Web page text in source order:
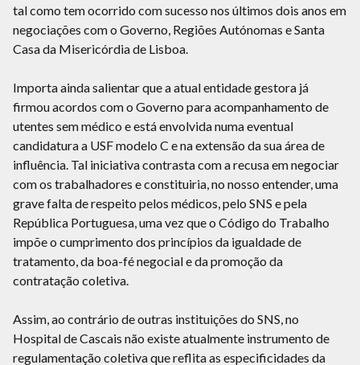
tal como tem ocorrido com sucesso nos últimos dois anos em
negociações com o Governo, Regiões Autónomas e Santa
Casa da Misericórdia de Lisboa.
Importa ainda salientar que a atual entidade gestora já
firmou acordos com o Governo para acompanhamento de
utentes sem médico e está envolvida numa eventual
candidatura a USF modelo C e na extensão da sua área de
influência. Tal iniciativa contrasta com a recusa em negociar
com os trabalhadores e constituiria, no nosso entender, uma
grave falta de respeito pelos médicos, pelo SNS e pela
República Portuguesa, uma vez que o Código do Trabalho
impõe o cumprimento dos princípios da igualdade de
tratamento, da boa-fé negocial e da promoção da
contratação coletiva.
Assim, ao contrário de outras instituições do SNS, no
Hospital de Cascais não existe atualmente instrumento de
regulamentação coletiva que reflita as especificidades da